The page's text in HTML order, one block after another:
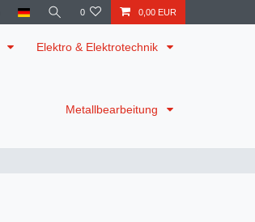
0 0,00 EUR
Elektro & Elektrotechnik
Metallbearbeitung